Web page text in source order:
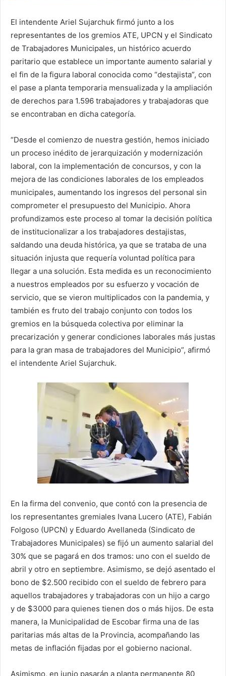
El intendente Ariel Sujarchuk firmó junto a los
representantes de los gremios ATE, UPCN y el Sindicato
de Trabajadores Municipales, un histórico acuerdo
paritario que establece un importante aumento salarial y
el fin de la figura laboral conocida como “destajista”, con
el pase a planta temporaria mensualizada y la ampliación
de derechos para 1.596 trabajadores y trabajadoras que
se encontraban en dicha categoría.
“Desde el comienzo de nuestra gestión, hemos iniciado
un proceso inédito de jerarquización y modernización
laboral, con la implementación de concursos, y con la
mejora de las condiciones laborales de los empleados
municipales, aumentando los ingresos del personal sin
comprometer el presupuesto del Municipio. Ahora
profundizamos este proceso al tomar la decisión política
de institucionalizar a los trabajadores destajistas,
saldando una deuda histórica, ya que se trataba de una
situación injusta que requería voluntad política para
llegar a una solución. Esta medida es un reconocimiento
a nuestros empleados por su esfuerzo y vocación de
servicio, que se vieron multiplicados con la pandemia, y
también es fruto del trabajo conjunto con todos los
gremios en la búsqueda colectiva por eliminar la
precarización y generar condiciones laborales más justas
para la gran masa de trabajadores del Municipio”, afirmó
el intendente Ariel Sujarchuk.
En la firma del convenio, que contó con la presencia de
los representantes gremiales Ivana Lucero (ATE), Fabián
Folgoso (UPCN) y Eduardo Avellaneda (Sindicato de
Trabajadores Municipales) se fijó un aumento salarial del
30% que se pagará en dos tramos: uno con el sueldo de
abril y otro en septiembre. Asimismo, se dejó asentado el
bono de $2.500 recibido con el sueldo de febrero para
aquellos trabajadores y trabajadoras con un hijo a cargo
y de $3000 para quienes tienen dos o más hijos. De esta
manera, la Municipalidad de Escobar firma una de las
paritarias más altas de la Provincia, acompañando las
metas de inflación fijadas por el gobierno nacional.
Asimismo, en junio pasarán a planta permanente 80